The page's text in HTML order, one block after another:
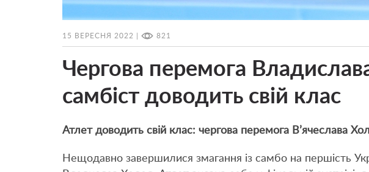
15 ВЕРЕСНЯ 2022 | 821
Чергова перемога
самбіст доводить свій клас
Атлет доводить свій клас: чергова перемога В’ячеслава
Нещодавно завершилися змагання із самбо на першість